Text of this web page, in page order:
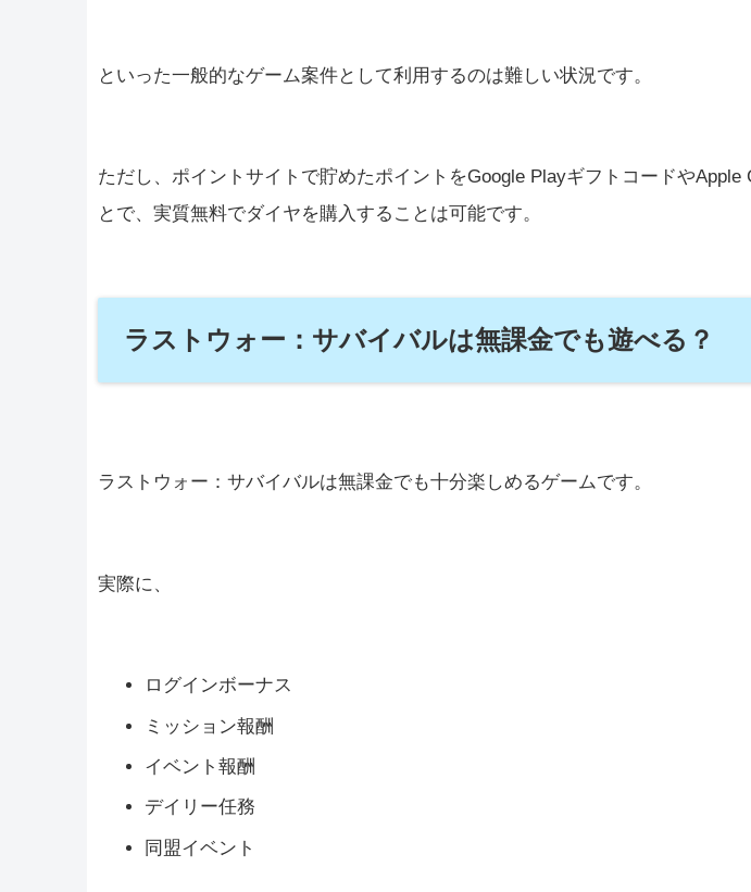
といった一般的なゲーム案件として利用するのは難しい状況です。
ただし、ポイントサイトで貯めたポイントをGoogle PlayギフトコードやApple
とで、実質無料でダイヤを購入することは可能です。
ラストウォー：サバイバルは無課金でも遊べる？
ラストウォー：サバイバルは無課金でも十分楽しめるゲームです。
実際に、
ログインボーナス
ミッション報酬
イベント報酬
デイリー任務
同盟イベント